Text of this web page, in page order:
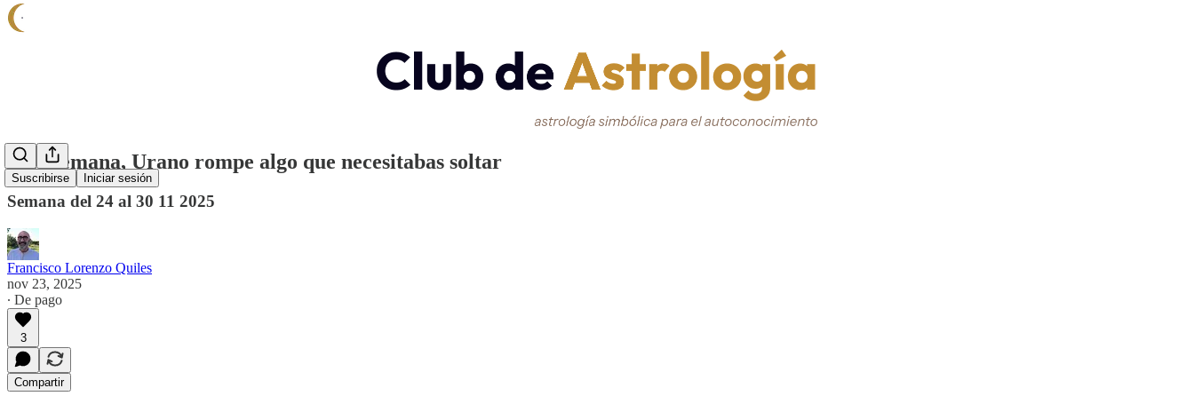
Suscribirse Iniciar sesión
Esta semana, Urano rompe algo que necesitabas soltar
Semana del 24 al 30 11 2025
Francisco Lorenzo Quiles
nov 23, 2025
∙ De pago
3
Compartir